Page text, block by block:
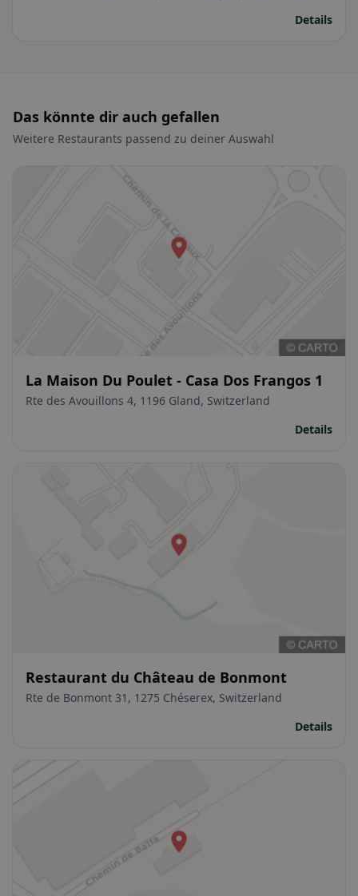
Details
Das könnte dir auch gefallen
Weitere Restaurants passend zu deiner Auswahl
La Maison Du Poulet - Casa Dos Frangos 1
Rte des Avouillons 4, 1196 Gland, Switzerland
Details
Restaurant du Château de Bonmont
Rte de Bonmont 31, 1275 Chéserex, Switzerland
Details